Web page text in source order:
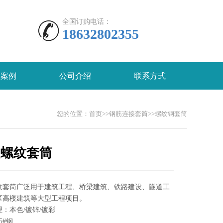
全国订购电话：
18632802355
例 公司介绍 联系方式
您的位置： 首页>>钢筋连接套筒>>螺纹钢套筒
纹套筒
套筒广泛用于建筑工程、桥梁建筑、铁路建设、隧道工
楼建筑等大型工程项目。
：本色/镀锌/镀彩
钢